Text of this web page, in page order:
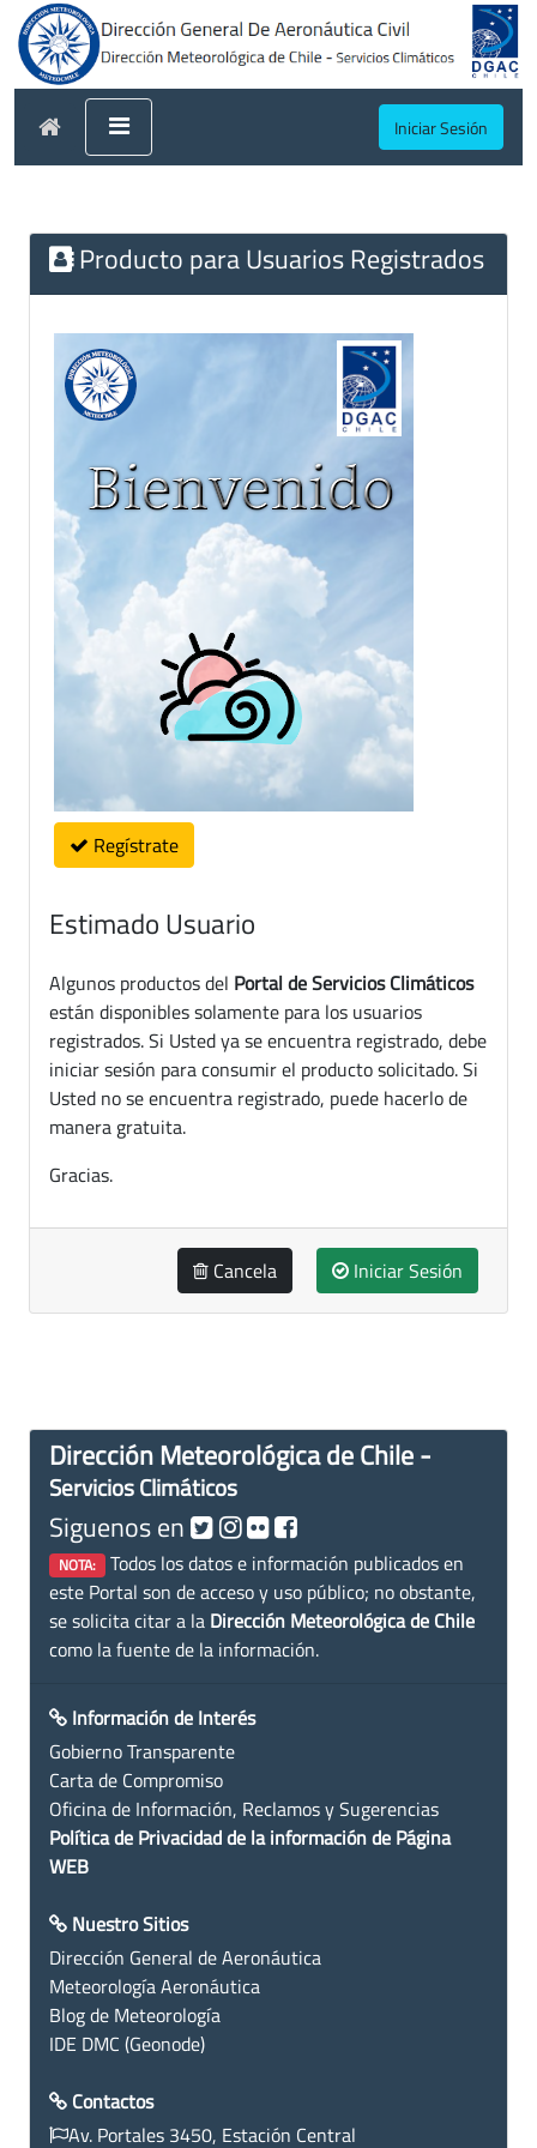
Iniciar Sesión
Producto para Usuarios Registrados
Regístrate
Estimado Usuario
Algunos productos del Portal de Servicios Climáticos
están disponibles solamente para los usuarios
registrados. Si Usted ya se encuentra registrado, debe
iniciar sesión para consumir el producto solicitado. Si
Usted no se encuentra registrado, puede hacerlo de
manera gratuita.
Gracias.
Cancela Iniciar Sesión
Dirección Meteorológica de Chile -
Servicios Climáticos
Siguenos en
NOTA: Todos los datos e información publicados en
este Portal son de acceso y uso público; no obstante,
se solicita citar a la Dirección Meteorológica de Chile
como la fuente de la información.
Información de Interés
Gobierno Transparente
Carta de Compromiso
Oficina de Información, Reclamos y Sugerencias
Política de Privacidad de la información de Página
WEB
Nuestro Sitios
Dirección General de Aeronáutica
Meteorología Aeronáutica
Blog de Meteorología
IDE DMC (Geonode)
Contactos
Av. Portales 3450, Estación Central